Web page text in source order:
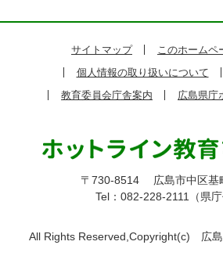
サイトマップ
このホームペ
個人情報の取り扱いについて
教育委員会庁舎案内
広島県庁
〒730-8514
広島市中区基
Tel：082-228-2111（県庁
All Rights Reserved,Copyright(c) 広